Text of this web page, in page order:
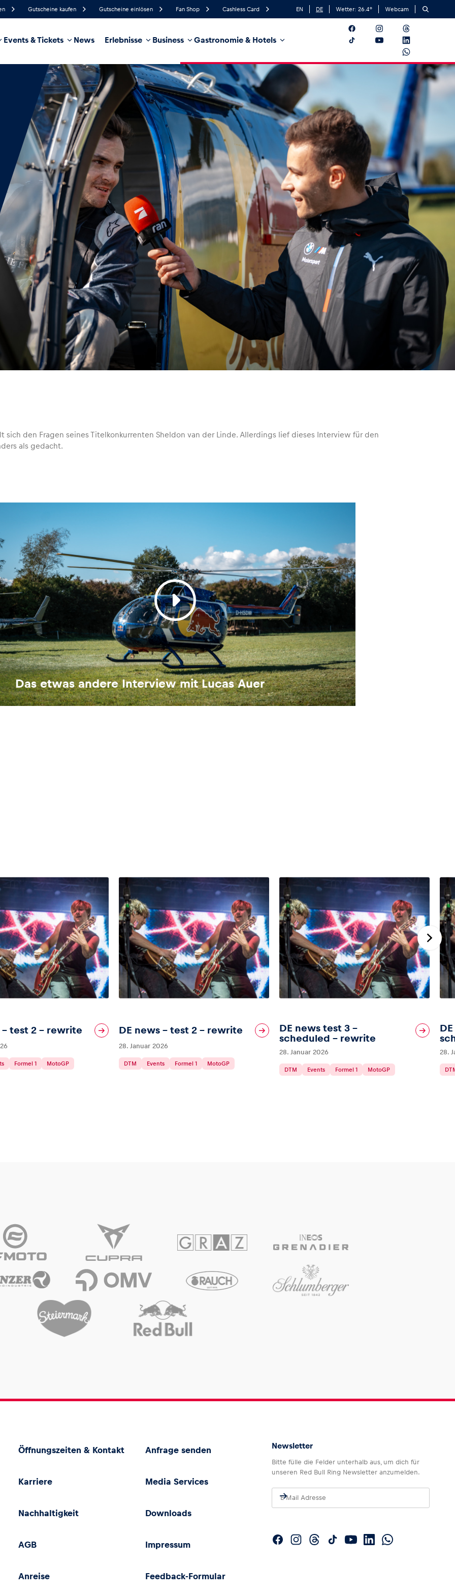
Gutscheine kaufen Gutscheine einlösen Fan Shop Cashless Card EN DE Wetter: 26.4° Webcam
Events & Tickets News Erlebnisse Business Gastronomie & Hotels
Regenwahrscheinlichkeit
Südwest Windrichtung
Business Glossar
sich den Fragen seines Titelkonkurrenten Sheldon van der Linde. Allerdings lief dieses Interview für den
als gedacht.
Das etwas andere Interview mit Lucas Auer
– test 2 – rewrite
Formel 1 MotoGP
DE news – test 2 – rewrite
28. Januar 2026
DTM Events Formel 1 MotoGP
DE news test 3 –
scheduled – rewrite
28. Januar 2026
DTM Events Formel 1 MotoGP
28.
Öffnungszeiten & Kontakt Anfrage senden
Karriere Media Services
Nachhaltigkeit Downloads
AGB Impressum
Anreise Feedback-Formular
Newsletter
Bitte fülle die Felder unterhalb aus, um dich für
unseren Red Bull Ring Newsletter anzumelden.